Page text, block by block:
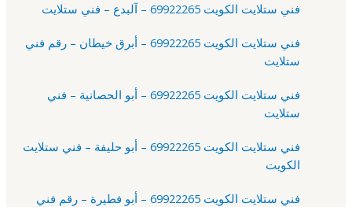
فني ستلايت الكويت 69922265 – آلبدع – فني ستلايت
فني ستلايت الكويت 69922265 – أبرق خيطان – رقم فني
ستلايت
فني ستلايت الكويت 69922265 – أبو الحصانية – فني
ستلايت
فني ستلايت الكويت 69922265 – أبو حليفة – فني ستلايت
الكويت
فني ستلايت الكويت 69922265 – أبو فطيرة – رقم فني